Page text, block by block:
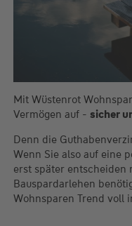
Mit Wüstenrot
Vermögen auf - sicher
Denn die
Wenn Sie also auf eine
erst später entscheiden
Bauspardarlehen
Wohnsparen Trend voll